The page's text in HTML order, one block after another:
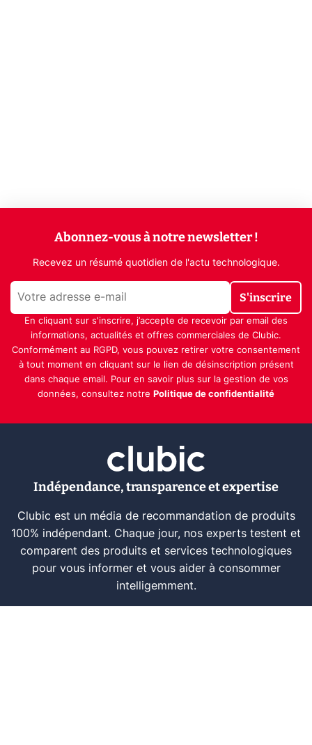
Abonnez-vous à notre newsletter !
Recevez un résumé quotidien de l'actu technologique.
S'inscrire
En cliquant sur s'inscrire, j’accepte de recevoir par email des
informations, actualités et offres commerciales de Clubic.
Conformément au RGPD, vous pouvez retirer votre consentement
à tout moment en cliquant sur le lien de désinscription présent
dans chaque email. Pour en savoir plus sur la gestion de vos
données, consultez notre Politique de confidentialité
Indépendance, transparence et expertise
Clubic est un média de recommandation de produits
100% indépendant. Chaque jour, nos experts testent et
comparent des produits et services technologiques
pour vous informer et vous aider à consommer
intelligemment.